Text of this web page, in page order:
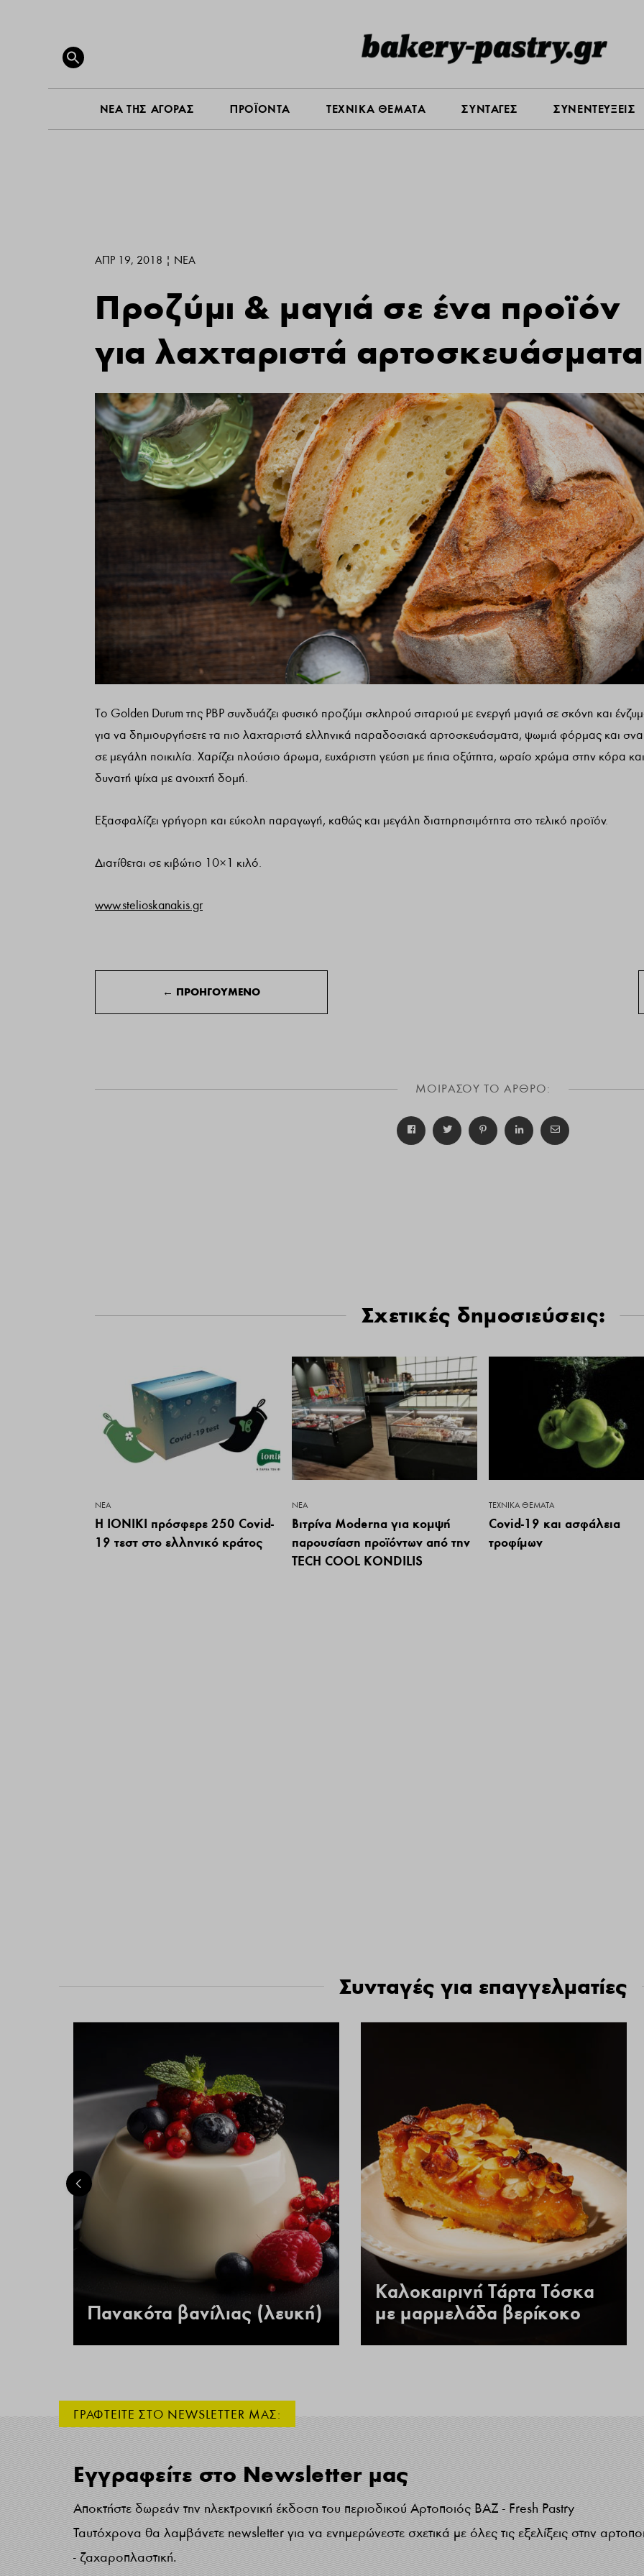
Search
for:
SEARCH BUTTON
ΝΕΑ ΤΗΣ ΑΓΟΡΑΣ ΠΡΟΪΟΝΤΑ ΤΕΧΝΙΚΑ ΘΕΜΑΤΑ ΣΥΝΤΑΓΕΣ ΣΥΝΕΝΤΕΥΞΕΙΣ
ΑΠΡ 19, 2018 | ΝΕΑ
Προζύμι & μαγιά σε ένα προϊόν
για λαχταριστά αρτοσκευάσματα
Το Golden Durum της PBP συνδυάζει φυσικό προζύμι σκληρού σιταριού με ενεργή μαγιά σε σκόνη και
για να δημιουργήσετε τα πιο λαχταριστά ελληνικά παραδοσιακά αρτοσκευάσματα, ψωμιά φόρμας και
σε μεγάλη ποικιλία. Χαρίζει πλούσιο άρωμα, ευχάριστη γεύση με ήπια οξύτητα, ωραίο χρώμα στην κόρα και
δυνατή ψίχα με ανοιχτή δομή.
Εξασφαλίζει γρήγορη και εύκολη παραγωγή, καθώς και μεγάλη διατηρησιμότητα στο τελικό προϊόν.
Διατίθεται σε κιβώτιο 10×1 κιλό.
www.stelioskanakis.gr
← ΠΡΟΗΓΟΥΜΕΝΟ
ΜΟΙΡΑΣΟΥ ΤΟ ΑΡΘΡΟ:
Σχετικές δημοσιεύσεις:
ΝΕΑ
Η IONIKI πρόσφερε 250 Covid-
19 τεστ στο ελληνικό κράτος
ΝΕΑ
Βιτρίνα Moderna για κομψή
παρουσίαση προϊόντων από την
ΤECH COOL KONDILIS
ΤΕΧΝΙΚΆ ΘΈΜΑΤΑ
Covid-19 και ασφάλεια
τροφίμων
Συνταγές για επαγγελματίες
Πανακότα βανίλιας (λευκή)
Καλοκαιρινή Τάρτα Τόσκα
με μαρμελάδα βερίκοκο
ΓΡΑΦΤΕΙΤΕ ΣΤΟ NEWSLETTER ΜΑΣ:
Εγγραφείτε στο Newsletter μας
Αποκτήστε δωρεάν την ηλεκτρονική έκδοση του περιοδικού Αρτοποιός ΒΑΖ - Fresh Pastry
Ταυτόχρονα θα λαμβάνετε newsletter για να ενημερώνεστε σχετικά με όλες τις εξελίξεις στην
- ζαχαροπλαστική.